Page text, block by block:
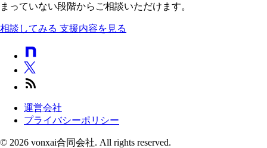
まっていない段階からご相談いただけます。
相談してみる 支援内容を見る
運営会社
プライバシーポリシー
© 2026 vonxai合同会社. All rights reserved.